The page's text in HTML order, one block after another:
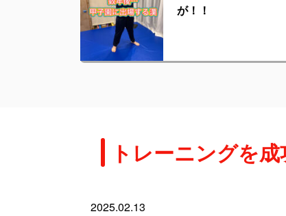
が！！
トレーニングを
2025.02.13